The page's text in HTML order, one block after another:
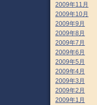
2009年11月
2009年10月
2009年9月
2009年8月
2009年7月
2009年6月
2009年5月
2009年4月
2009年3月
2009年2月
2009年1月